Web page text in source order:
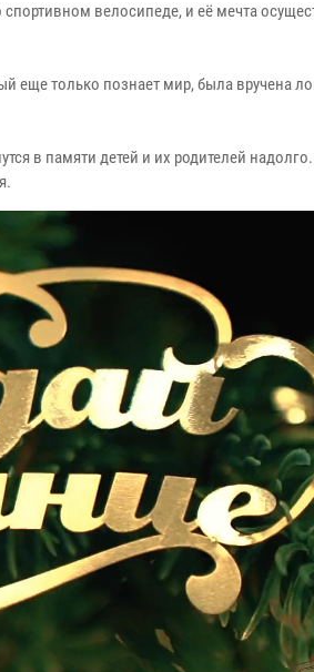
велосипеде, и её мечта
еще только познает мир, была вручена
в памяти детей и их родителей